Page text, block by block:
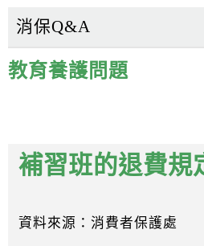
To
Center
教育養護問題
補習班的退費規
資料來源：消費者保護處